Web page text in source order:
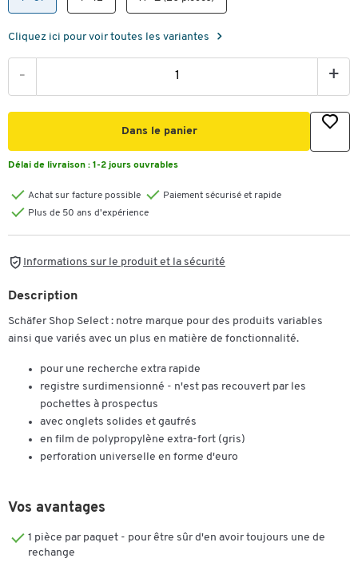
Cliquez ici pour voir toutes les variantes
- +
Dans le panier
Délai de livraison : 1-2 jours ouvrables
Achat sur facture possible
Paiement sécurisé et rapide
Plus de 50 ans d'expérience
Informations sur le produit et la sécurité
Description
Schäfer Shop Select : notre marque pour des produits variables
ainsi que variés avec un plus en matière de fonctionnalité.
pour une recherche extra rapide
registre surdimensionné - n'est pas recouvert par les
pochettes à prospectus
avec onglets solides et gaufrés
en film de polypropylène extra-fort (gris)
perforation universelle en forme d'euro
Vos avantages
1 pièce par paquet - pour être sûr d'en avoir toujours une de
rechange